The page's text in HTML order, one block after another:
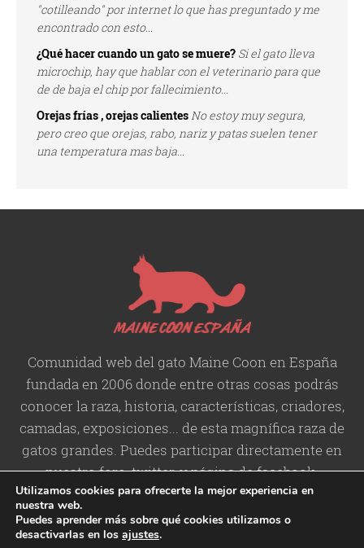
"cotilleando" por internet lo que has preguntado y me
encontrado con esto...
¿Qué hacer cuando un gato se muere? Si el gato lleva
microchip, hay que hablar con el veterinario para que
de de baja el chip por fallecimiento...
Orejas frías , orejas calientesNo estoy muy segura,
pero creo que orejas, rabo, nariz y patas suelen tener
una temperatura mas baja...
Comunidad web del gato Maine Coon en España
fundada en 2006 donde entre otras cosas podrás
conocer la raza, historia,características, criadores,
camadas, exposiciones... de esta magnífica raza de
gatos grandes. Puedes participar directamente en
nuestro foro, twitter, y página de facebook.
Utilizamos cookies para ofrecerte la mejor experiencia en
nuestra web.
Puedes aprender más sobre qué cookies utilizamos o
desactivarlas en los ajustes.